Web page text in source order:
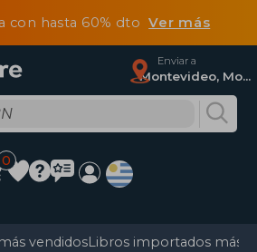
con hasta 60% dtoVer más
Enviar a
Montevideo, Montevideo
0
vendidosLibros importados más